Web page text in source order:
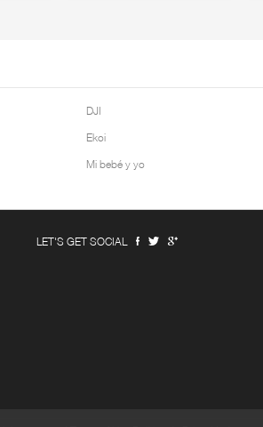
DJI
Ekoi
Mi bebé y yo
LET'S GET SOCIAL